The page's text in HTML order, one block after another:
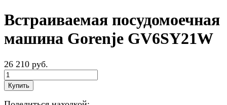
Встраиваемая посудомоечная
машина Gorenje GV6SY21W
26 210 руб.
Купить